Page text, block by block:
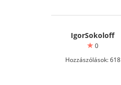
IgorSokoloff
0
Hozzászólások: 618